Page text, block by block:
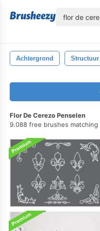
Achtergrond Structuur
Flor De Cerezo Penselen
9.088 free brushes matching